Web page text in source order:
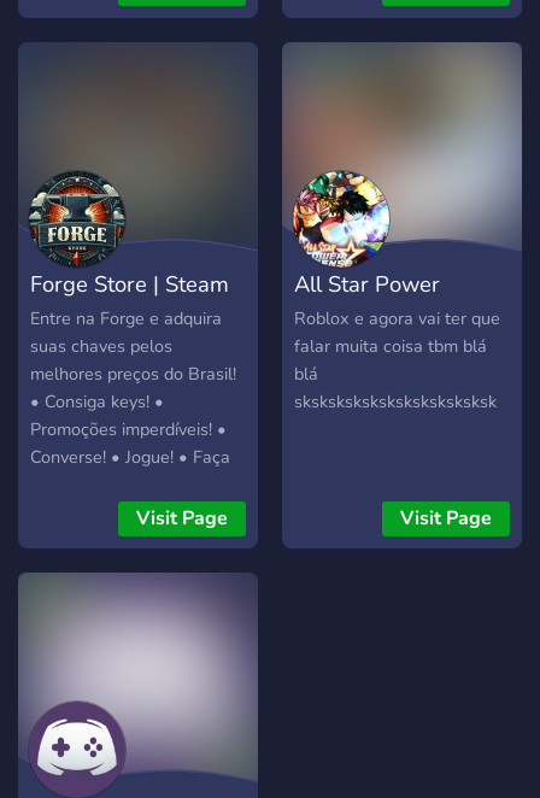
Forge Store | Steam
Keys
Entre na Forge e adquira
suas chaves pelos
melhores preços do Brasil!
• Consiga keys! •
Promoções imperdíveis! •
Converse! • Jogue! • Faça
mais você só encontra aqui
na Forge Store!!!
Visit Page
All Star Power
Defense
Roblox e agora vai ter que
falar muita coisa tbm blá
blá
sksksksksksksksksksksksk
Visit Page